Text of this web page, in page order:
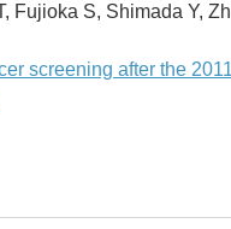
Fujioka S, Shimada Y,
screening after the 2011